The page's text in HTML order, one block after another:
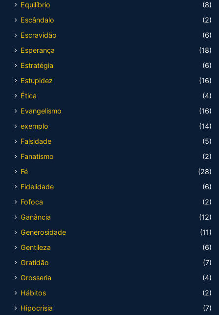
Equilíbrio
(8)
Escândalo
(2)
Escravidão
(6)
Esperança
(18)
Estratégia
(6)
Estupidez
(16)
Ética
(4)
Evangelismo
(16)
exemplo
(14)
Falsidade
(5)
Fanatismo
(2)
Fé
(28)
Fidelidade
(6)
Fofoca
(2)
Ganância
(12)
Generosidade
(11)
Gentileza
(6)
Gratidão
(7)
Grosseria
(4)
Hábitos
(2)
Hipocrisia
(7)